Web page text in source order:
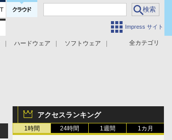
Impress サイト
全カテゴリ
ハードウェア
ソフトウェア
アクセスランキング
1時間 24時間 1週間 1カ月